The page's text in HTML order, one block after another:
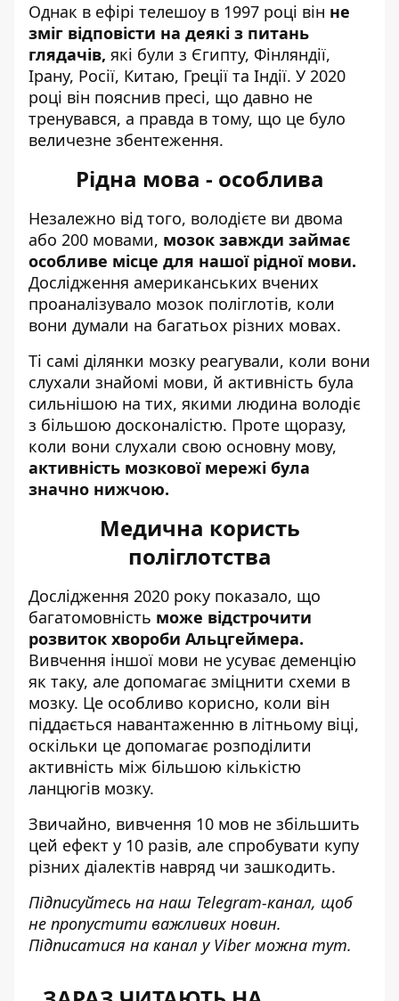
Однак в ефірі телешоу в 1997 році він не
зміг відповісти на деякі з питань
глядачів, які були з Єгипту, Фінляндії,
Ірану, Росії, Китаю, Греції та Індії. У 2020
році він пояснив пресі, що давно не
тренувався, а правда в тому, що це було
величезне збентеження.
Рідна мова - особлива
Незалежно від того, володієте ви двома
або 200 мовами, мозок завжди займає
особливе місце для нашої рідної мови.
Дослідження американських вчених
проаналізувало мозок поліглотів, коли
вони думали на багатьох різних мовах.
Ті самі ділянки мозку реагували, коли вони
слухали знайомі мови, й активність була
сильнішою на тих, якими людина володіє
з більшою досконалістю. Проте щоразу,
коли вони слухали свою основну мову,
активність мозкової мережі була
значно нижчою.
Медична користь
поліглотства
Дослідження 2020 року показало, що
багатомовність може відстрочити
розвиток хвороби Альцгеймера.
Вивчення іншої мови не усуває деменцію
як таку, але допомагає зміцнити схеми в
мозку. Це особливо корисно, коли він
піддається навантаженню в літньому віці,
оскільки це допомагає розподілити
активність між більшою кількістю
ланцюгів мозку.
Звичайно, вивчення 10 мов не збільшить
цей ефект у 10 разів, але спробувати купу
різних діалектів навряд чи зашкодить.
Підписуйтесь на наш Telegram-канал, щоб
не пропустити важливих новин.
Підписатися на канал у Viber можна тут.